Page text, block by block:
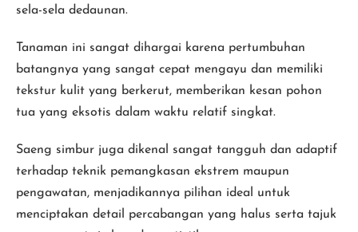
sela-sela dedaunan.
Tanaman ini sangat dihargai karena pertumbuhan
batangnya yang sangat cepat mengayu dan memiliki
tekstur kulit yang berkerut, memberikan kesan pohon
tua yang eksotis dalam waktu relatif singkat.
Saeng simbur juga dikenal sangat tangguh dan adaptif
terhadap teknik pemangkasan ekstrem maupun
pengawatan, menjadikannya pilihan ideal untuk
menciptakan detail percabangan yang halus serta tajuk